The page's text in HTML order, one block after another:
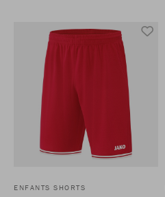
ENFANTS SHORTS